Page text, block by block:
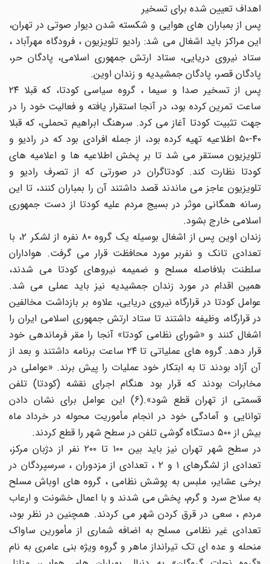
اهداف تعیین شده برای تسخیر
پس از بمباران های هوایی و شکسته شدن دیوار صوتی در تهران،
این مراکز باید اشغال می شد: رادیو تلویزیون ، فرودگاه مهرآباد ،
ستاد نیروی دریایی، ستاد ارتش جمهوری اسلامی، پادگان حر،
پادگان قصر، پادگان جمشیدیه و زندان اوین.
پس از تسخیر صدا و سیما ، گروه سیاسی کودتا، که قبلا ۲۴
ساعت تمرین کرده بود، در آنجا استقرار یافته و فعالیت خود را در
جهت تثبیت کودتا آغاز می کرد. سرهنگ ابراهیم تحملی، که قبلا
۴۰-۵۰ اطلاعیه تهیه کرده بود، از جمله افرادی بود که در رادیو و
تلویزیون مستقر می شد تا بر پخش اطلاعیه ها و اعلامیه های
کودتا نظارت کند. کودتاگران در صورتی که از تصرف رادیو و
تلویزیون عاجز می ماندند قصد داشتند آن را بمباران کنند، تا این
رسانه همگانی موثر در بسیج مردم علیه کودتا از دست جمهوری
اسلامی خارج بشود.
زندان اوین پس از اشغال بوسیله یک گروه ۸۰ نفره از لشکر ۲، با
تعدادی تانک و نفربر مورد محافظت قرار می گرفت. هواداران
سلطنت بلافاصله مسلح و ضمیمه نیروهای کودتا می شدند،
همین اقدام در مورد زندان جمشیدیه نیز باید عملی می شد.
عوامل کودتا در قرارگاه نیروی دریایی، علاوه بر بازداشت مخالفین
در قرارگاه، وظیفه داشتند تا ستاد ارتش جمهوری اسلامی ایران را
اشغال کنند و «شورای نظامی کودتا» آنجا را مقر فرماندهی خود
قرار دهد. گروه های عملیاتی تا ۲۴ ساعت برنامه داشتند و بعد از
آن آزاد بودند تا به ابتکار خود عملیات را پیش برند. «عواملی در
مخابرات بودند که قرار بود هنگام اجرای نقشه (کودتا) تلفن
قسمتی از تهران قطع شود».(۶) این عوامل برای نشان دادن
توانایی و آمادگی خود در انجام مأموریت محوله در خرداد ماه
بیش از ۵۰۰ دستگاه گوشی تلفن در سطح شهر را قطع کردند.
در سطح شهر تهران نیز باید بین ۱۰۰ تا ۲۰۰ نفر از دژبان مرکز،
تعدادی از لشگرهای ۱ و ۲ ، تعدادی از مزدوران ، سرسپردگان در
برخی عشایر، ملبس به پوشش نظامی ، گروه های اوباش مسلح
به سلاح سرد و گرم، پخش می شدند و با اعمال خشونت و ارعاب
مردم ، سعی در قرق کردن شهر می کردند. همچنین در نظر بود،
تعدادی غیر نظامی مسلح به اضافه شماری از مأمورین ساواک
منحله و عده ای تک تیرانداز ماهر و گروه ویژه بنی عامری به نام